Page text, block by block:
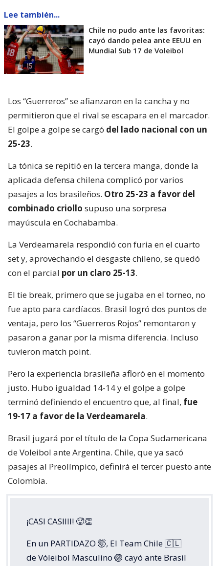
Lee también...
Chile no pudo ante las favoritas:
cayó dando pelea ante EEUU en
Mundial Sub 17 de Voleibol
Los “Guerreros” se afianzaron en la cancha y no
permitieron que el rival se escapara en el marcador.
El golpe a golpe se cargó del lado nacional con un
25-23.
La tónica se repitió en la tercera manga, donde la
aplicada defensa chilena complicó por varios
pasajes a los brasileños. Otro 25-23 a favor del
combinado criollo supuso una sorpresa
mayúscula en Cochabamba.
La Verdeamarela respondió con furia en el cuarto
set y, aprovechando el desgaste chileno, se quedó
con el parcial por un claro 25-13.
El tie break, primero que se jugaba en el torneo, no
fue apto para cardíacos. Brasil logró dos puntos de
ventaja, pero los “Guerreros Rojos” remontaron y
pasaron a ganar por la misma diferencia. Incluso
tuvieron match point.
Pero la experiencia brasileña afloró en el momento
justo. Hubo igualdad 14-14 y el golpe a golpe
terminó definiendo el encuentro que, al final, fue
19-17 a favor de la Verdeamarela.
Brasil jugará por el título de la Copa Sudamericana
de Voleibol ante Argentina. Chile, que ya sacó
pasajes al Preolímpico, definirá el tercer puesto ante
Colombia.
¡CASI CASIIII! 🥵👏
En un PARTIDAZO 🤯, El Team Chile 🇨🇱
de Vóleibol Masculino 🏐 cayó ante Brasil